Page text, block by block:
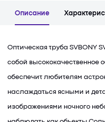
Описание
Оптическая труба SVBONY
собой высококачественное
обеспечит любителям
наслаждаться ясными и
изображениями ночного